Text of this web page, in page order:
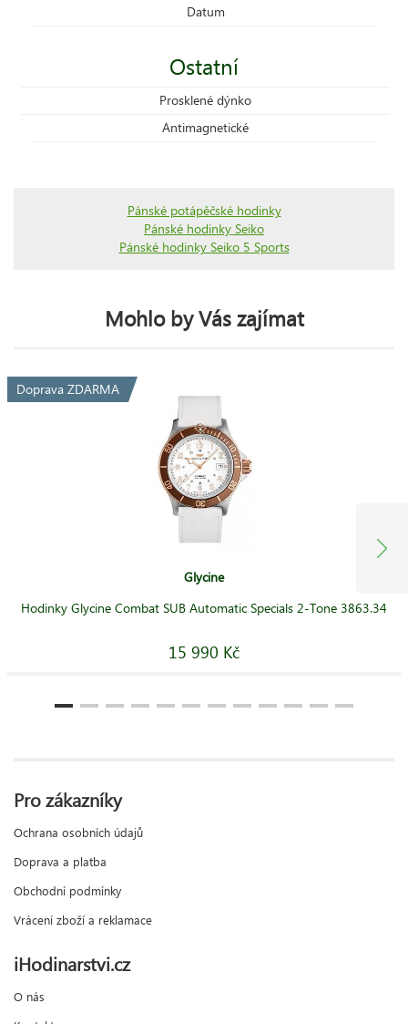
Datum
Ostatní
Prosklené dýnko
Antimagnetické
Pánské potápěčské hodinky
Pánské hodinky Seiko
Pánské hodinky Seiko 5 Sports
Mohlo by Vás zajímat
Doprava ZDARMA
Glycine
Hodinky Glycine Combat SUB Automatic Specials 2-Tone 3863.34
15 990 Kč
Pro zákazníky
Ochrana osobních údajů
Doprava a platba
Obchodní podmínky
Vrácení zboží a reklamace
iHodinarstvi.cz
O nás